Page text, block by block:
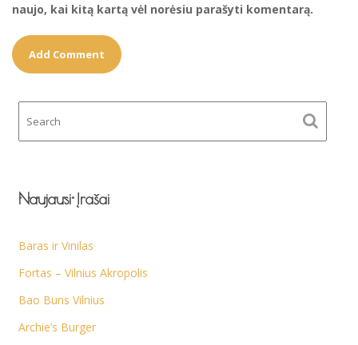
naujo, kai kitą kartą vėl norėsiu parašyti komentarą.
Naujausi Įrašai
Baras ir Vinilas
Fortas – Vilnius Akropolis
Bao Buns Vilnius
Archie’s Burger